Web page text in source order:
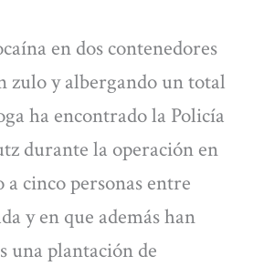
en dos contenedores
zulo y albergando un total
ha encontrado la Policía
durante la operación en
a cinco personas entre
y en que además han
una plantación de